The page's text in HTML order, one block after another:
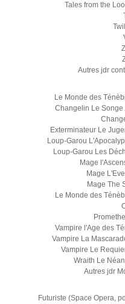
Tales from the
Autres jdr
Le Monde des
Changelin Le
Exterminateur Le
Loup-Garou
Loup-Garou Les
Mage
Mage
Mage The
Le Monde des
Vampire l'Age des
Vampire La
Vampire Le
Wraith Le
Autres jdr
Futuriste (Space Opera,